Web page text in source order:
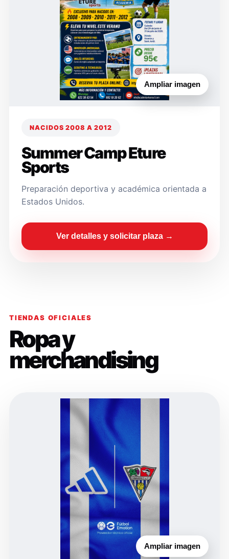
Ampliar imagen
NACIDOS 2008 A 2012
Summer Camp Eture
Sports
Preparación deportiva y académica orientada a
Estados Unidos.
Ver detalles y solicitar plaza →
TIENDAS OFICIALES
Ropa y
merchandising
Ampliar imagen